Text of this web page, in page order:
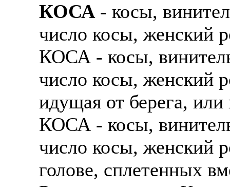
КОСА - косы,
число косы, женский
КОСА - косы,
число косы, женский
идущая от берега,
КОСА - косы,
число косы, женский
голове, сплетенных